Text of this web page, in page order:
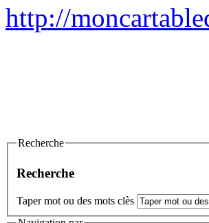
http://
Recherche
Recherche
Taper mot ou des mots clès